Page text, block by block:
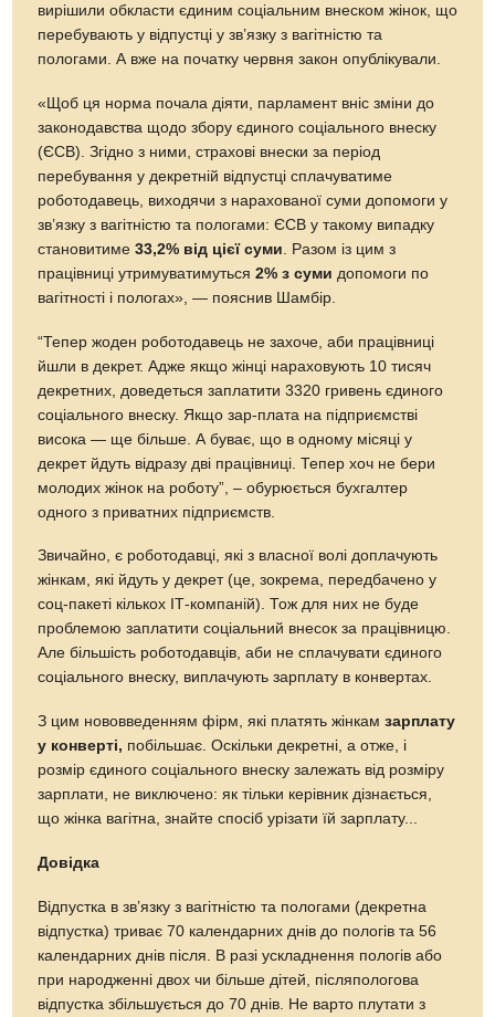
вирішили обкласти єдиним соціальним внеском жінок, що
перебувають у відпустці у зв’язку з вагітністю та
пологами. А вже на початку червня закон опублікували.
«Щоб ця норма почала діяти, парламент вніс зміни до
законодавства щодо збору єдиного соціального внеску
(ЄСВ). Згідно з ними, страхові внески за період
перебування у декретній відпустці сплачуватиме
роботодавець, виходячи з нарахованої суми допомоги у
зв’язку з вагітністю та пологами: ЄСВ у такому випадку
становитиме33,2% від цієї суми . Разом із цим з
працівниці утримуватимуться2% з суми допомоги по
вагітності і пологах», — пояснив Шамбір.
“Тепер жоден роботодавець не захоче, аби працівниці
йшли в декрет. Адже якщо жінці нараховують 10 тисяч
декретних, доведеться заплатити 3320 гривень єдиного
соціального внеску. Якщо зар-плата на підприємстві
висока — ще більше. А буває, що в одному місяці у
декрет йдуть відразу дві працівниці. Тепер хоч не бери
молодих жінок на роботу”, – обурюється бухгалтер
одного з приватних підприємств.
Звичайно, є роботодавці, які з власної волі доплачують
жінкам, які йдуть у декрет (це, зокрема, передбачено у
соц-пакеті кількох ІТ-компаній). Тож для них не буде
проблемою заплатити соціальний внесок за працівницю.
Але більшість роботодавців, аби не сплачувати єдиного
соціального внеску, виплачують зарплату в конвертах.
З цим нововведенням фірм, які платять жінкамзарплату
у конверті, побільшає. Оскільки декретні, а отже, і
розмір єдиного соціального внеску залежать від розміру
зарплати, не виключено: як тільки керівник дізнається,
що жінка вагітна, знайте спосіб урізати їй зарплату...
Довідка
Відпустка в зв’язку з вагітністю та пологами (декретна
відпустка) триває 70 календарних днів до пологів та 56
календарних днів після. В разі ускладнення пологів або
при народженні двох чи більше дітей, післяпологова
відпустка збільшується до 70 днів. Не варто плутати з